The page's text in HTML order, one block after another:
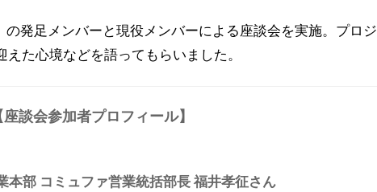
発足メンバーと現役メンバーによる座談会を実施。プロジ
た心境などを語ってもらいました。
座談会参加者プロフィール】
本部 コミュファ営業統括部長 福井孝征さん